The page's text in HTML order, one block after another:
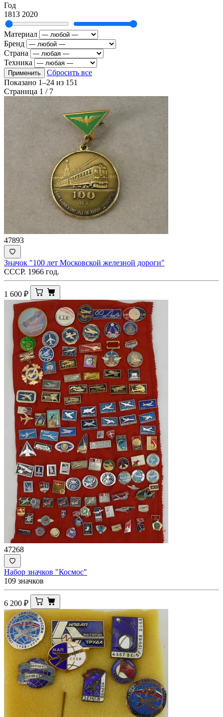
Год
1813 2020
Материал
Бренд
Страна
Техника
Применить
Сбросить все
Показано 1–24 из 151
Страница 1 / 7
47893
Значок "100 лет Московской железной дороги"
СССР. 1966 год.
1 600 ₽
47268
Набор значков "Космос"
109 значков
6 200 ₽